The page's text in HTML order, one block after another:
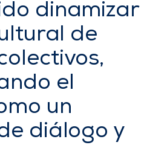
dinamizar
de
el
un
diálogo y